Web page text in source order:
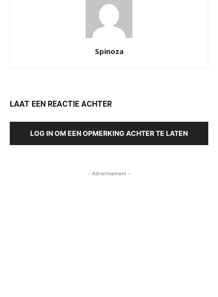
Spinoza
LAAT EEN REACTIE ACHTER
LOG IN OM EEN OPMERKING ACHTER TE LATEN
- Advertisement -